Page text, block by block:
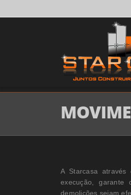
A Starcasa
execução,
demolições sejam